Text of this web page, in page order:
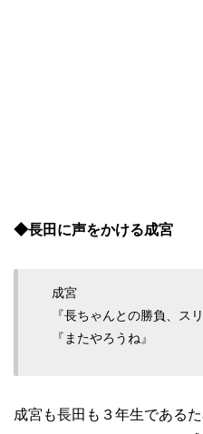
◆長田に声をかける成宮
成宮
『長ちゃんとの勝負、ス
『またやろうね』
成宮も長田も３年生である